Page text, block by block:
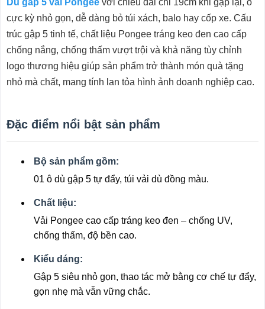
cực kỳ nhỏ gọn, dễ dàng bỏ túi xách, balo hay cốp xe. Cấu
trúc gập 5 tinh tế, chất liệu Pongee tráng keo đen cao cấp
chống nắng, chống thấm vượt trội và khả năng tùy chỉnh
logo thương hiệu giúp sản phẩm trở thành món quà tặng
nhỏ mà chất, mang tính lan tỏa hình ảnh doanh nghiệp cao.
Đặc điểm nổi bật sản phẩm
Bộ sản phẩm gồm:
01 ô dù gập 5 tự đẩy, túi vải dù đồng màu.
Chất liệu:
Vải Pongee cao cấp tráng keo đen – chống UV,
chống thấm, độ bền cao.
Kiểu dáng:
Gập 5 siêu nhỏ gọn, thao tác mở bằng cơ chế tự đẩy,
gọn nhẹ mà vẫn vững chắc.